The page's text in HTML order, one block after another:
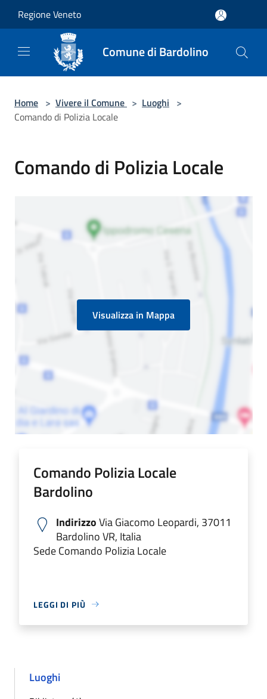
Regione Veneto
Comune di Bardolino
Home > Vivere il Comune > Luoghi >
Comando di Polizia Locale
Comando di Polizia Locale
Visualizza in Mappa
Comando Polizia Locale
Bardolino
IndirizzoVia Giacomo Leopardi, 37011
Bardolino VR, Italia
Sede Comando Polizia Locale
LEGGI DI PIÙ
Luoghi